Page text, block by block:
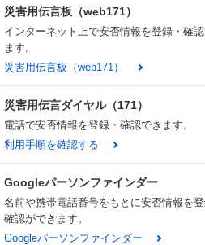
災害用伝言板（web171）
インターネット上で安否情報を登録・確認
ます。
災害用伝言板（web171）
災害用伝言ダイヤル（171）
電話で安否情報を登録・確認できます。
利用手順を確認する
Googleパーソンファインダー
名前や携帯電話番号をもとに安否情報を登
確認ができます。
Googleパーソンファインダー